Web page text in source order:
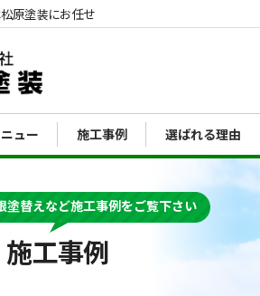
原塗装にお任せ
電話
ュー 施工事例 選ばれる理由
施工事例
塗替えなど施工事例をご覧下さい